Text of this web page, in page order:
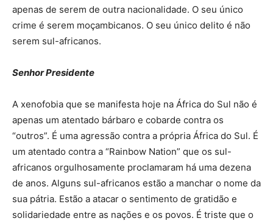
apenas de serem de outra nacionalidade. O seu único
crime é serem moçambicanos. O seu único delito é não
serem sul-africanos.
Senhor Presidente
A xenofobia que se manifesta hoje na África do Sul não é
apenas um atentado bárbaro e cobarde contra os
“outros”. É uma agressão contra a própria África do Sul. É
um atentado contra a “Rainbow Nation” que os sul-
africanos orgulhosamente proclamaram há uma dezena
de anos. Alguns sul-africanos estão a manchar o nome da
sua pátria. Estão a atacar o sentimento de gratidão e
solidariedade entre as nações e os povos. É triste que o